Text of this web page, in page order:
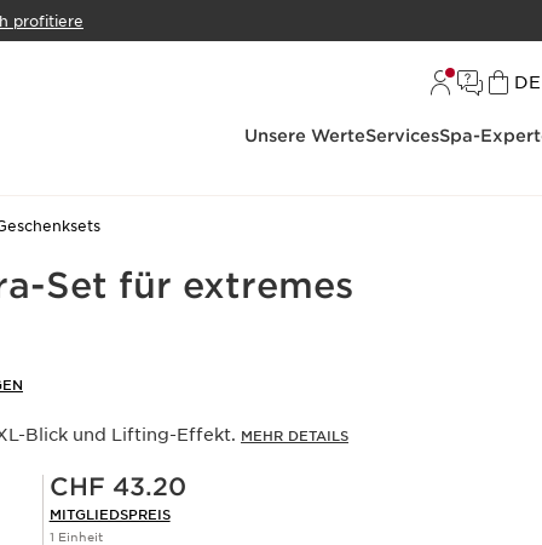
profitiere
DE
Unsere WerteServicesSpa-
Set für extremes
Blick und Lifting-Effekt. MEHR DETAILS
Mitgliederpreis CHF 43.20
CHF 43.20
MITGLIEDSPREIS
1 Einheit